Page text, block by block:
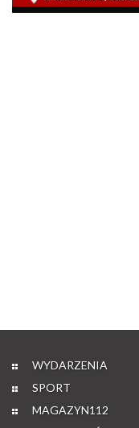
WYDARZENIA
SPORT
MAGAZYN112